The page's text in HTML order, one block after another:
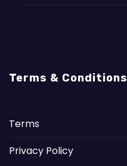
Terms & Conditions
Terms
Privacy Policy